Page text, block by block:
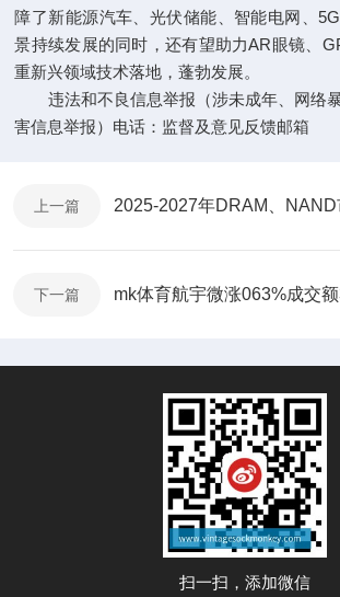
障了新能源汽车、光伏储能、智能电网、
景持续发展的同时，还有望助力AR眼镜、
重新兴领域技术落地，蓬勃发展。
违法和不良信息举报（涉未成年、网络
害信息举报）电话：监督及意见反馈邮箱
上一篇
下一篇
扫一扫，添加微信